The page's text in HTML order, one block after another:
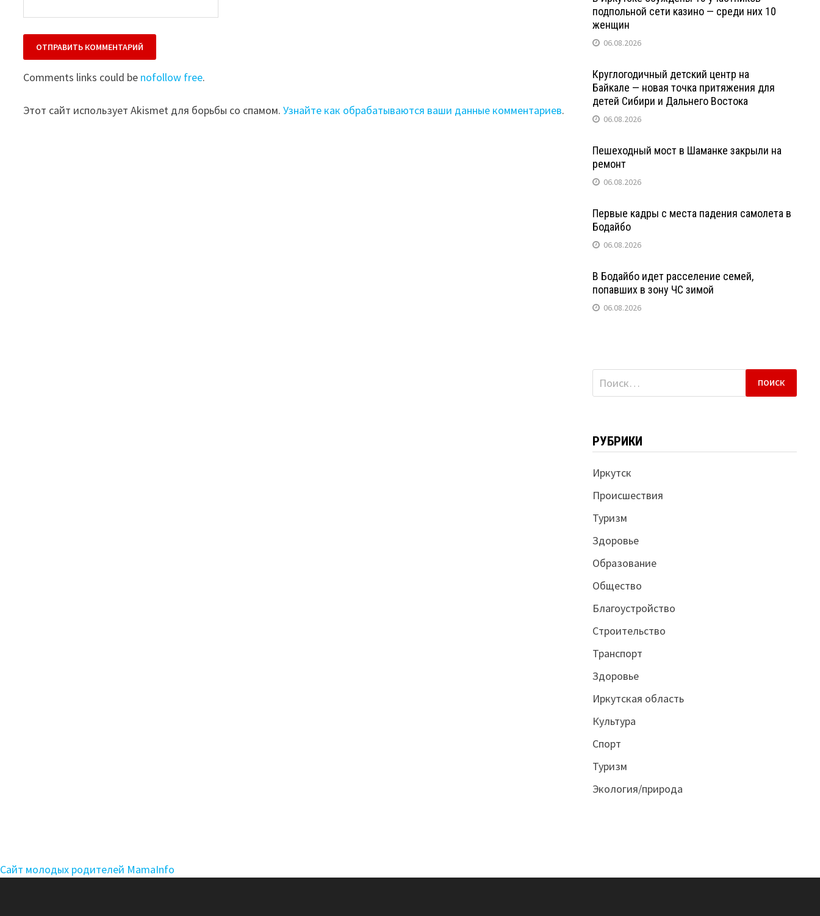
Comments links could be nofollow free.
Этот сайт использует Akismet для борьбы со спамом.Узнайте как обрабатываются ваши данные комментариев.
подпольной сети казино — среди них 10
женщин
06.08.2026
Круглогодичный детский центр на
Байкале — новая точка притяжения для
детей Сибири и Дальнего Востока
06.08.2026
Пешеходный мост в Шаманке закрыли на
ремонт
06.08.2026
Первые кадры с места падения самолета в
Бодайбо
06.08.2026
В Бодайбо идет расселение семей,
попавших в зону ЧС зимой
06.08.2026
Найти:
РУБРИКИ
Иркутск
Происшествия
Туризм
Здоровье
Образование
Общество
Благоустройство
Строительство
Транспорт
Здоровье
Иркутская область
Культура
Спорт
Туризм
Экология/природа
Сайт молодых родителей MamaInfo